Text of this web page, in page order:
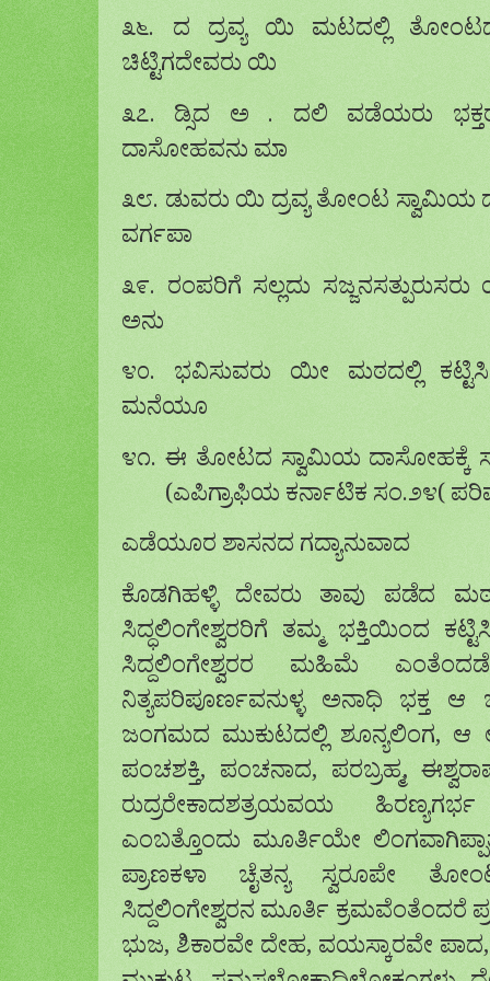
೩೬. ದ ದ್ರವ್ಯ ಯಿ ಮಟದಲ್ಲಿ
ಚಿಟ್ಟಿಗದೇವರು ಯಿ
೩೭. ಡ್ಸಿದ ಅ . ದಲಿ ವಡೆಯರು
ದಾಸೋಹವನು ಮಾ
೩೮. ಡುವರು ಯಿ ದ್ರವ್ಯ ತೋಂಟ ಸ್ವಾಮಿಯ
ವರ್ಗಪಾ
೩೯. ರಂಪರಿಗೆ ಸಲ್ಲದು
ಅನು
೪೦. ಭವಿಸುವರು ಯೀ ಮಠದಲ್ಲಿ
ಮನೆಯೂ
೪೧. ಈ ತೋಟದ ಸ್ವಾಮಿಯ ದಾಸೋಹಕ್ಕೆ
(ಎಪಿಗ್ರಾಫಿಯ ಕರ್ನಾಟಿಕ ಸಂ.೨೪(
ಎಡೆಯೂರ ಶಾಸನದ ಗದ್ಯಾನುವಾದ
ಕೊಡಗಿಹಳ್ಳಿ ದೇವರು ತಾವು ಪಡೆದ
ಸಿದ್ಧಲಿಂಗೇಶ್ವರರಿಗೆ ತಮ್ಮ ಭಕ್ತಿಯಿಂದ
ಸಿದ್ದಲಿಂಗೇಶ್ವರರ ಮಹಿಮೆ
ನಿತ್ಯಪರಿಪೂರ್ಣವನುಳ್ಳ ಅನಾಧಿ ಭಕ್ತ
ಜಂಗಮದ ಮುಕುಟದಲ್ಲಿ ಶೂನ್ಯಲಿಂಗ, ಆ
ಪಂಚಶಕ್ತಿ, ಪಂಚನಾದ, ಪರಬ್ರಹ್ಮ,
ರುದ್ರರೇಕಾದಶತ್ರಯವಯ
ಎಂಬತ್ತೊಂದು ಮೂರ್ತಿಯೇ
ಪ್ರಾಣಕಳಾ ಚೈತನ್ಯ ಸ್ವರೂಪೇ
ಸಿದ್ದಲಿಂಗೇಶ್ವರನ ಮೂರ್ತಿ ಕ್ರಮವೆಂತೆಂದರೆ
ಭುಜ, ಶಿಕಾರವೇ ದೇಹ, ವಯಸ್ಕಾರವೇ